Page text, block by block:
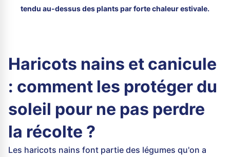
tendu au-dessus des plants par forte chaleur estivale.
Haricots nains et canicule
: comment les protéger du
soleil pour ne pas perdre
la récolte ?
Les haricots nains font partie des légumes qu'on a